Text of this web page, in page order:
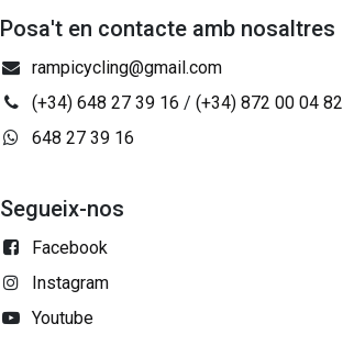
Posa't en contacte amb nosaltres
rampicycling@gmail.com
(+34) 648 27 39 16 / (+34) 872 00 04 82
648 27 39 16
Segueix-nos
Facebook
Instagram
Youtube